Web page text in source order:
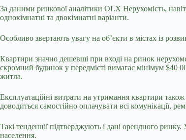
За даними ринкової аналітики OLX Нерухомість,
однокімнатні та двокімнатні варіанти.
Особливо звертають увагу на об’єкти в містах із
Квартири значно дешевші при вході на ринок
скромний будинок у передмісті вимагає мінімум $40
житла.
Експлуатаційні витрати на утримання квартири
доводиться самостійно оплачувати всі комунікації,
Такі тенденції підтверджують і дані орендного
населення.